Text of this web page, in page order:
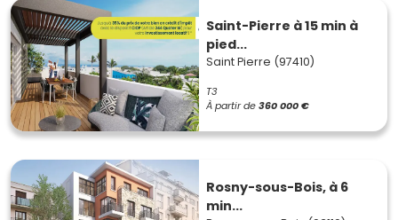
Saint-Pierre à 15 min à
pied...
Saint Pierre (97410)
T3
À partir de360 000 €
Rosny-sous-Bois, à 6
min...